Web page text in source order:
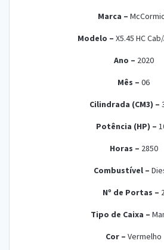
Marca – McCo
Modelo – X5.45 HC
Ano – 2020
Mês – 06
Cilindrada (CM3) –
Potência (HP) –
Horas – 2850
Combustível – Die
Nº de Portas –
Tipo de Caixa – Ma
Cor – Vermelho